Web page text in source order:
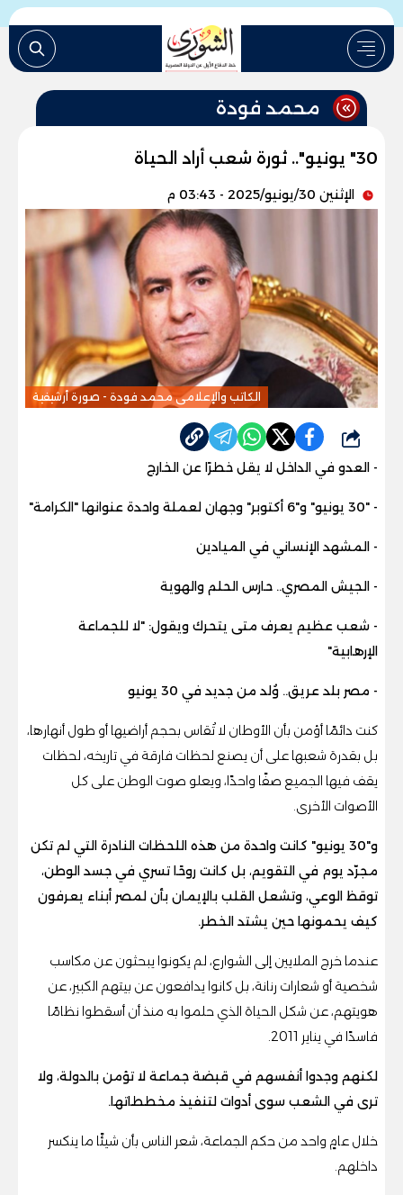
محمد فودة
30" يونيو".. ثورة شعب أراد الحياة
الإثنين 30/يونيو/2025 - 03:43 م
الكاتب والإعلامى محمد فودة - صورة أرشيفية
شارك
- العدو في الداخل لا يقل خطرًا عن الخارج
- "30 يونيو" و"6 أكتوبر" وجهان لعملة واحدة عنوانها "الكرامة"
- المشهد الإنساني في الميادين
- الجيش المصري.. حارس الحلم والهوية
- شعب عظيم يعرف متى يتحرك ويقول: "لا للجماعة
الإرهابية"
- مصر بلد عريق.. وُلد من جديد في 30 يونيو
كنت دائمًا أؤمن بأن الأوطان لا تُقاس بحجم أراضيها أو طول أنهارها،
بل بقدرة شعبها على أن يصنع لحظات فارقة في تاريخه، لحظات
يقف فيها الجميع صفًا واحدًا، ويعلو صوت الوطن على كل
الأصوات الأخرى.
و"30 يونيو" كانت واحدة من هذه اللحظات النادرة التي لم تكن
مجرّد يوم في التقويم، بل كانت روحًا تسري في جسد الوطن،
توقظ الوعي، وتشعل القلب بالإيمان بأن لمصر أبناء يعرفون
كيف يحمونها حين يشتد الخطر.
عندما خرج الملايين إلى الشوارع، لم يكونوا يبحثون عن مكاسب
شخصية أو شعارات رنانة، بل كانوا يدافعون عن بيتهم الكبير، عن
هويتهم، عن شكل الحياة الذي حلموا به منذ أن أسقطوا نظامًا
فاسدًا في يناير 2011.
لكنهم وجدوا أنفسهم في قبضة جماعة لا تؤمن بالدولة، ولا
ترى في الشعب سوى أدوات لتنفيذ مخططاتها.
خلال عامٍ واحد من حكم الجماعة، شعر الناس بأن شيئًا ما ينكسر
داخلهم.